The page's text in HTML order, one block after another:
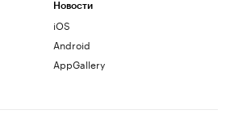
Новости
iOS
Android
AppGallery